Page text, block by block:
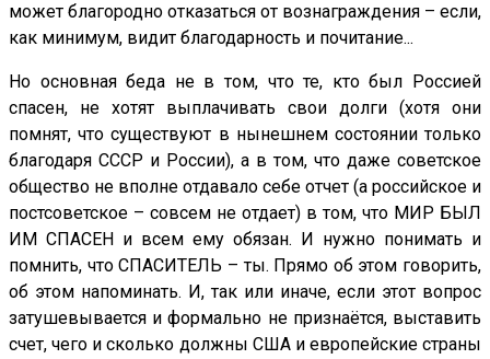
может благородно отказаться от вознаграждения – если,
как минимум, видит благодарность и почитание...
Но основная беда не в том, что те, кто был Россией
спасен, не хотят выплачивать свои долги (хотя они
помнят, что существуют в нынешнем состоянии только
благодаря СССР и России), а в том, что даже советское
общество не вполне отдавало себе отчет (а российское и
постсоветское – совсем не отдает) в том, что МИР БЫЛ
ИМ СПАСЕН и всем ему обязан. И нужно понимать и
помнить, что СПАСИТЕЛЬ – ты. Прямо об этом говорить,
об этом напоминать. И, так или иначе, если этот вопрос
затушевывается и формально не признаётся, выставить
счет, чего и сколько должны США и европейские страны